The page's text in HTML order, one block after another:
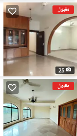
مقبول
25
مقبول